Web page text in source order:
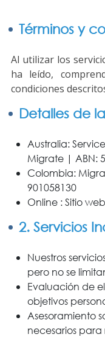
Términos y
Al utilizar los
ha leído,
condiciones
Detalles de
Australia:
Migrate | ABN:
Colombia:
901058130
Online : Sitio
2. Servicios
Nuestros
pero no se
Evaluación de
objetivos
Asesoramiento
necesarios para